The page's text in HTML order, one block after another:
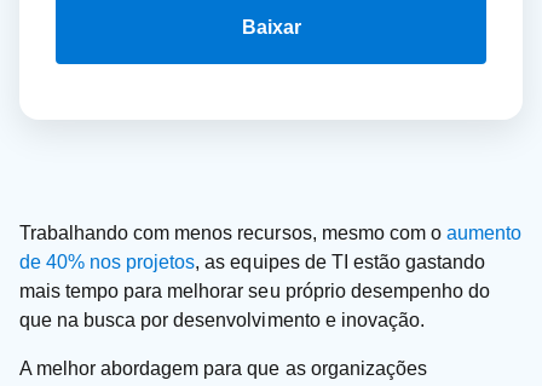
Baixar
Trabalhando com menos recursos, mesmo com o aumento
de 40% nos projetos, as equipes de TI estão gastando
mais tempo para melhorar seu próprio desempenho do
que na busca por desenvolvimento e inovação.
A melhor abordagem para que as organizações